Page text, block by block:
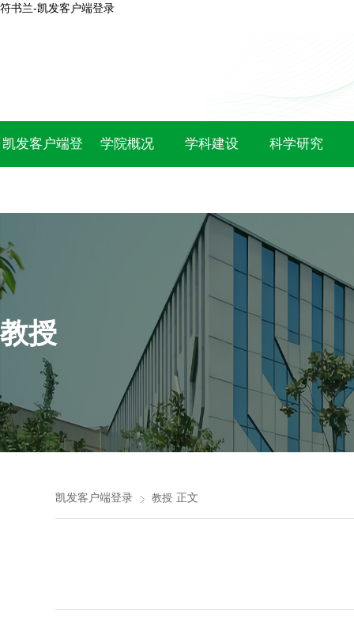
符书兰-凯发客户端登录
凯发客户端登 学院概况 学科建设 科学研究
教授
凯发客户端登录 教授 正文